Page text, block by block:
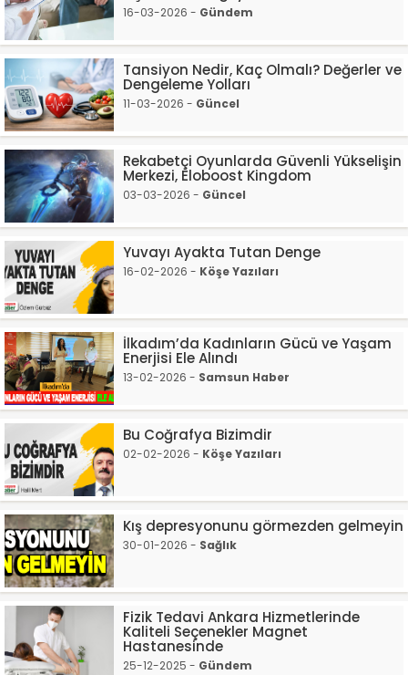
16-03-2026 - Gündem
Tansiyon Nedir, Kaç Olmalı? Değerler ve
Dengeleme Yolları
11-03-2026 - Güncel
Rekabetçi Oyunlarda Güvenli Yükselişin
Merkezi, Eloboost Kingdom
03-03-2026 - Güncel
Yuvayı Ayakta Tutan Denge
16-02-2026 - Köşe Yazıları
İlkadım’da Kadınların Gücü ve Yaşam
Enerjisi Ele Alındı
13-02-2026 - Samsun Haber
Bu Coğrafya Bizimdir
02-02-2026 - Köşe Yazıları
Kış depresyonunu görmezden gelmeyin
30-01-2026 - Sağlık
Fizik Tedavi Ankara Hizmetlerinde
Kaliteli Seçenekler Magnet
Hastanesinde
25-12-2025 - Gündem